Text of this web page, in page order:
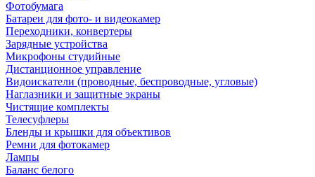
Фотобумага
Батареи для фото- и видеокамер
Переходники, конвертеры
Зарядные устройства
Микрофоны студийные
Дистанционное управление
Видоискатели (проводные, беспроводные, угловые)
Наглазники и защитные экраны
Чистящие комплекты
Телесуфлеры
Бленды и крышки для объективов
Ремни для фотокамер
Лампы
Баланс белого